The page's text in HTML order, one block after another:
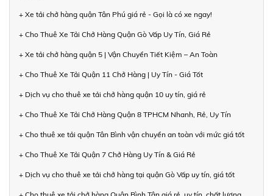
+ Xe tải chở hàng quận Tân Phú giá rẻ - Gọi là có xe ngay!
+ Cho Thuê Xe Tải Chở Hàng Quận Gò Vấp Uy Tín, Giá Rẻ
+ Xe tải chở hàng quận 5 | Vận Chuyển Tiết Kiệm – An Toàn
+ Cho Thuê Xe Tải Quận 11 Chở Hàng | Uy Tín - Giá Tốt
+ Dịch vụ cho thuê xe tải chở hàng quận 10 uy tín, giá rẻ
+ Cho Thuê Xe Tải Chở Hàng Quận 8 TPHCM Nhanh, Rẻ, Uy Tín
+ Cho thuê xe tải quận Tân Bình vận chuyển an toàn với mức giá tốt
+ Cho Thuê Xe Tải Quận 7 Chở Hàng Uy Tín & Giá Rẻ
+ Dịch vụ cho thuê xe tải chở hàng tại quận Gò Vấp uy tín, giá tốt